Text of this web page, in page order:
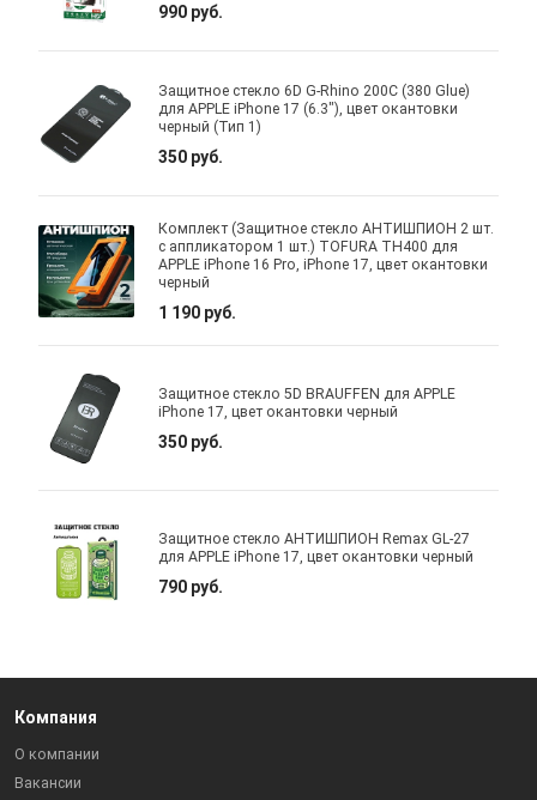
990 руб.
Защитное стекло 6D G-Rhino 200C (380 Glue)
для APPLE iPhone 17 (6.3"), цвет окантовки
черный (Тип 1)
350 руб.
Комплект (Защитное стекло АНТИШПИОН 2 шт.
с аппликатором 1 шт.) TOFURA TH400 для
APPLE iPhone 16 Pro, iPhone 17, цвет окантовки
черный
1 190 руб.
Защитное стекло 5D BRAUFFEN для APPLE
iPhone 17, цвет окантовки черный
350 руб.
Защитное стекло АНТИШПИОН Remax GL-27
для APPLE iPhone 17, цвет окантовки черный
790 руб.
Компания
О компании
Вакансии